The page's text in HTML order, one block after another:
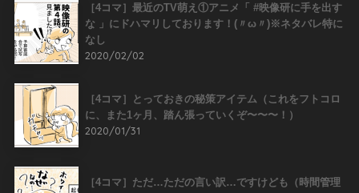
［4コマ］最近のTV萌え①アニメ「 #映像研に手を出す
な 」にドハマリしております！(〃ω〃)※ネタバレ特に
なし
2020/02/02
［4コマ］とっておきの秘策アイテム（これをフトコロ
に、また1ヶ月、踏ん張っていくぞ〜〜〜！）
2020/01/31
［4コマ］ただ…ただの言い訳…ですけども（時間管理